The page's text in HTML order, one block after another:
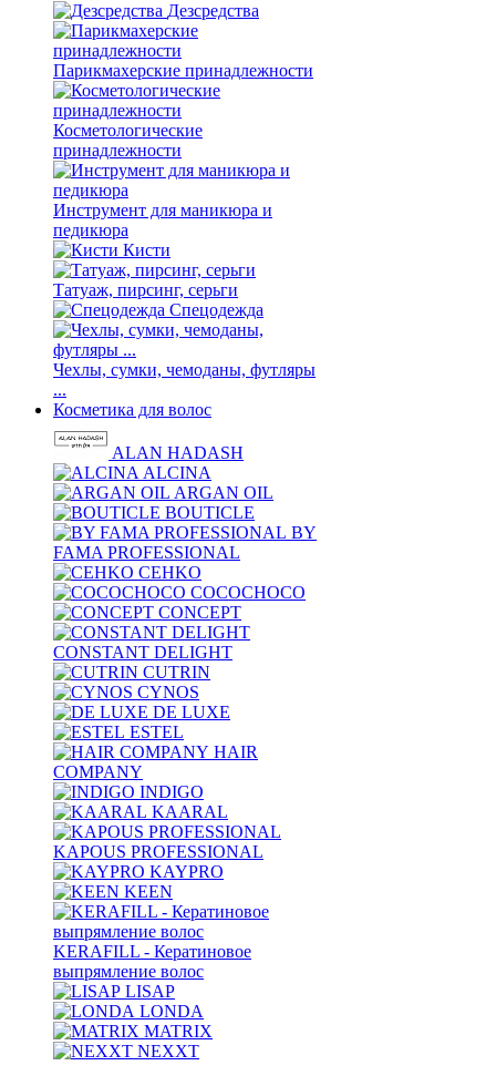
Дезсредства
Парикмахерские принадлежности
Косметологические
принадлежности
Инструмент для маникюра и
педикюра
Кисти
Татуаж, пирсинг, серьги
Спецодежда
Чехлы, сумки, чемоданы, футляры
...
Косметика для волос
ALAN HADASH
ALCINA
ARGAN OIL
BOUTICLE
BY
FAMA PROFESSIONAL
CEHKO
COCOCHOCO
CONCEPT
CONSTANT DELIGHT
CUTRIN
CYNOS
DE LUXE
ESTEL
HAIR
COMPANY
INDIGO
KAARAL
KAPOUS PROFESSIONAL
KAYPRO
KEEN
KERAFILL - Кератиновое
выпрямление волос
LISAP
LONDA
MATRIX
NEXXT